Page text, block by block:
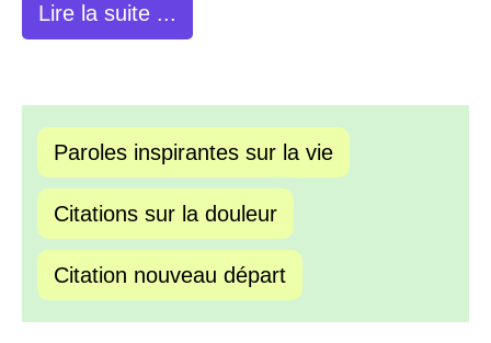
Lire la suite ...
Paroles inspirantes sur la vie
Citations sur la douleur
Citation nouveau départ